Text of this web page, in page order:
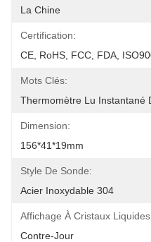
La Chine
Certification:
CE, RoHS, FCC, FDA,
Mots Clés:
Thermomètre Lu Instantané
Dimension:
156*41*19mm
Style De Sonde:
Acier Inoxydable 304
Affichage À Cristaux
Contre-Jour